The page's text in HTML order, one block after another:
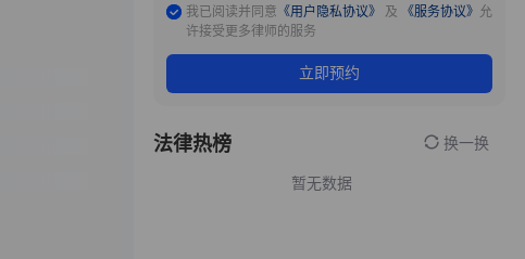
我已阅读并同意 《用户隐私协议》 及 《服务协议》 允
许接受更多律师的服务
立即预约
法律热榜 换一换
暂无数据